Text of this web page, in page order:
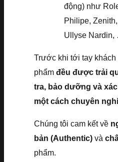
động) như
Philipe,
Ullyse Nardin,
Trước khi tới tay khách
phẩm đều được trải
tra, bảo dưỡng và
một cách chuyên
Chúng tôi cam kết về
bản (Authentic) và
phẩm.